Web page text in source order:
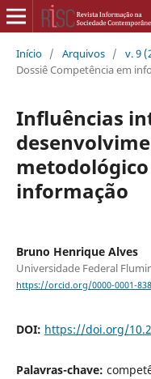
Início / Arquivos / v. 9
Dossiê Competência em
Influências
informação
Bruno Henrique Alves
Universidade Federal
https://orcid.org/0000-0001-
DOI: https://doi.org/
Palavras-chave: